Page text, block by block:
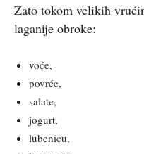
Zato tokom velikih
laganije obroke:
voće,
povrće,
salate,
jogurt,
lubenicu,